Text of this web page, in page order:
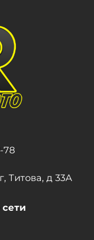
78
Титова, д 33А